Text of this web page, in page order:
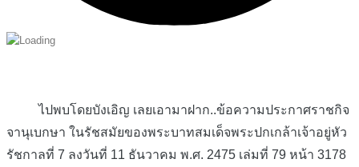
ไปพบโดยบังเอิญ เลยเอามาฝาก..ข้อความประกาศราชกิจ
จานุเบกษา ในรัชสมัยของพระบาทสมเด็จพระปกเกล้าเจ้าอยู่หัว
รัชกาลที่ 7 ลงวันที่ 11 ธันวาคม พ.ศ. 2475 เล่มที่ 79 หน้า 3178